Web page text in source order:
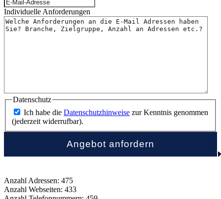
Individuelle Anforderungen
Datenschutz
Ich habe die Datenschutzhinweise zur Kenntnis genommen
(jederzeit widerrufbar).
Anzahl Adressen: 475
Anzahl Webseiten: 433